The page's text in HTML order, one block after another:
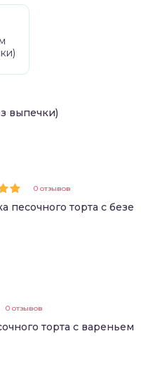
выпечки)
0 отзывов
песочного торта с безе
0 отзывов
торта с вареньем